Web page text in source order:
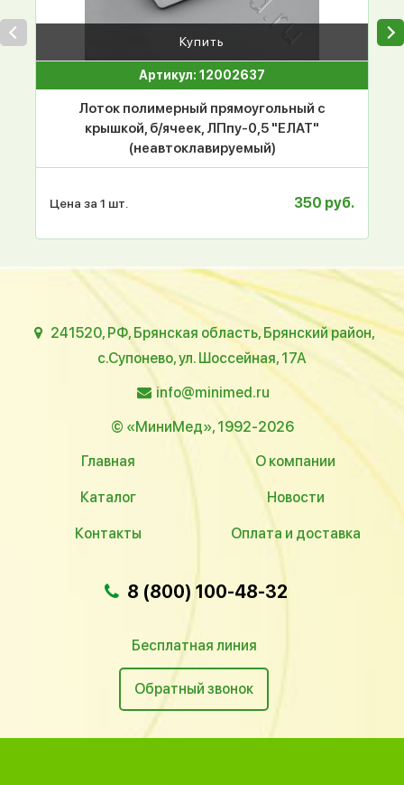
Купить
Артикул: 12002637
Лоток полимерный прямоугольный с
крышкой, б/ячеек, ЛПпу-0,5 "ЕЛАТ"
(неавтоклавируемый)
Цена за 1 шт. 350 руб.
241520, РФ, Брянская область, Брянский район,
с.Супонево, ул. Шоссейная, 17А
info@minimed.ru
© «МиниМед», 1992-2026
Главная
О компании
Каталог Новости
Контакты Оплата и доставка
8 (800) 100-48-32
Бесплатная линия
Обратный звонок